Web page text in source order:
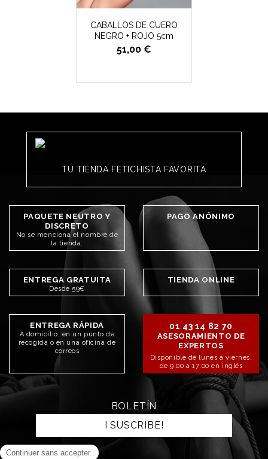
CABALLOS DE CUERO
NEGRO + ROJO 5cm
51,00 €
TU TIENDA FETICHISTA FAVORITA
PAQUETE NEUTRO Y
DISCRETO
No se menciona el nombre de
la tienda.
PAGO ANÓNIMO
ENTREGA GRATUITA
Desde 59€
TIENDA ONLINE
ENTREGA RÁPIDA
A domicilio, en un punto de
recogida o en una oficina de
correos
01 43 14 82 70
ASESORAMIENTO DE
EXPERTOS
Disponible de lunes a viernes,
de 9:00 a 17:00 en inglés
BOLETÍN
I SUSCRIBE!